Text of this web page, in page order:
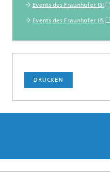
Events des Fraunhofer ISI
Events des Fraunhofer IIS
DRUCKEN